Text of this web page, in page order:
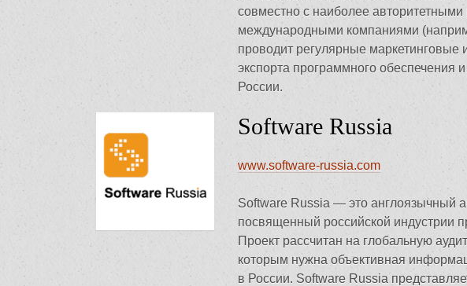
совместно с наиболее авторитетными
международными компаниями
проводит регулярные маркетинговые
экспорта программного обеспечения и
России.
Software Russia
www.software-russia.com
Software Russia — это англоязычный
посвященный российской индустрии
Проект рассчитан на глобальную
которым нужна объективная
в России. Software Russia